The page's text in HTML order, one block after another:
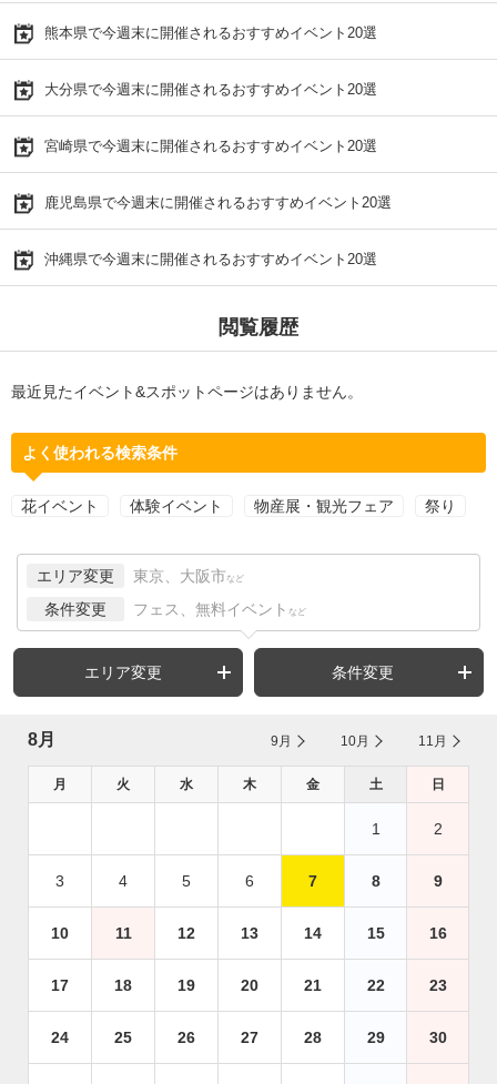
熊本県で今週末に開催されるおすすめイベント20選
大分県で今週末に開催されるおすすめイベント20選
宮崎県で今週末に開催されるおすすめイベント20選
鹿児島県で今週末に開催されるおすすめイベント20選
沖縄県で今週末に開催されるおすすめイベント20選
閲覧履歴
最近見たイベント&スポットページはありません。
よく使われる検索条件
花イベント 体験イベント 物産展・観光フェア 祭り
エリア変更 東京、大阪市 など
条件変更 フェス、無料イベント など
エリア変更 条件変更
8月 9月 10月 11月
月 火 水 木 金 土 日
1 2
3 4 5 6 7 8 9
10 11 12 13 14 15 16
17 18 19 20 21 22 23
24 25 26 27 28 29 30